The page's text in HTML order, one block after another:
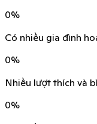
0%
Có nhiều gia đình
0%
Nhiều lượt thích và
0%